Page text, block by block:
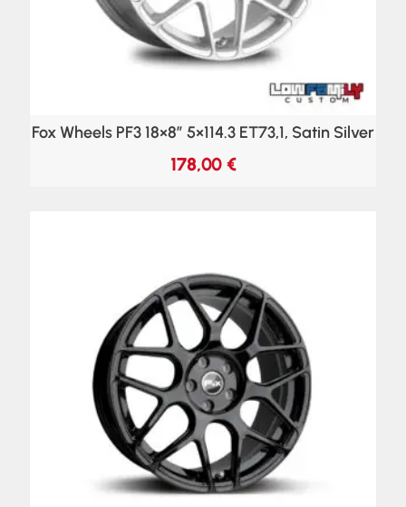
Fox Wheels PF3 18×8″ 5×114.3 ET73,1, Satin Silver
178,00 €